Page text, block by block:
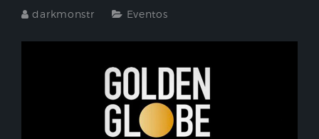
darkmonstr Eventos